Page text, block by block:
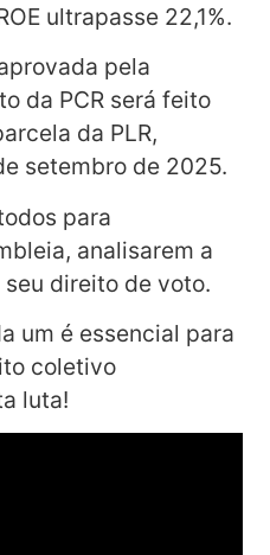
ultrapasse 22,1%.
pela
da PCR será feito
da PLR,
setembro de 2025.
para
analisarem a
direito de voto.
um é essencial para
coletivo
luta!